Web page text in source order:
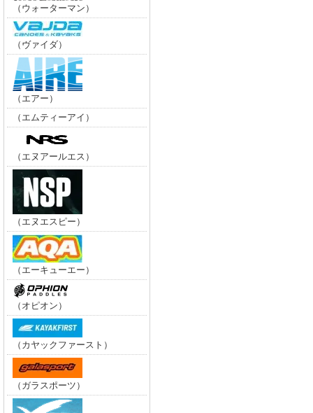
（ウォーターマン）
（ヴァイダ）
（エアー）
（エムティーアイ）
（エヌアールエス）
（エヌエスピー）
（エーキューエー）
（オピオン）
（カヤックファースト）
（ガラスポーツ）